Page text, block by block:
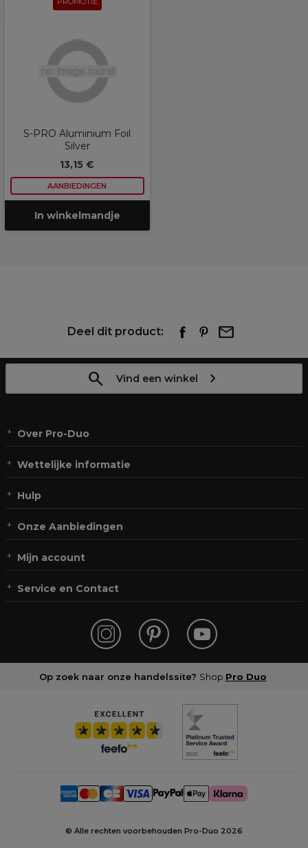
S-PRO Aluminium Foil
Silver
13,15 €
AANBIEDINGEN
In winkelmandje
Deel dit product:
Vind een winkel
Over Pro-Duo
Wettelijke informatie
Hulp
Onze Aanbiedingen
Mijn account
Service en Contact
Op zoek naar onze handelssite? Shop Pro Duo
© Alle rechten voorbehouden Pro-Duo 2026